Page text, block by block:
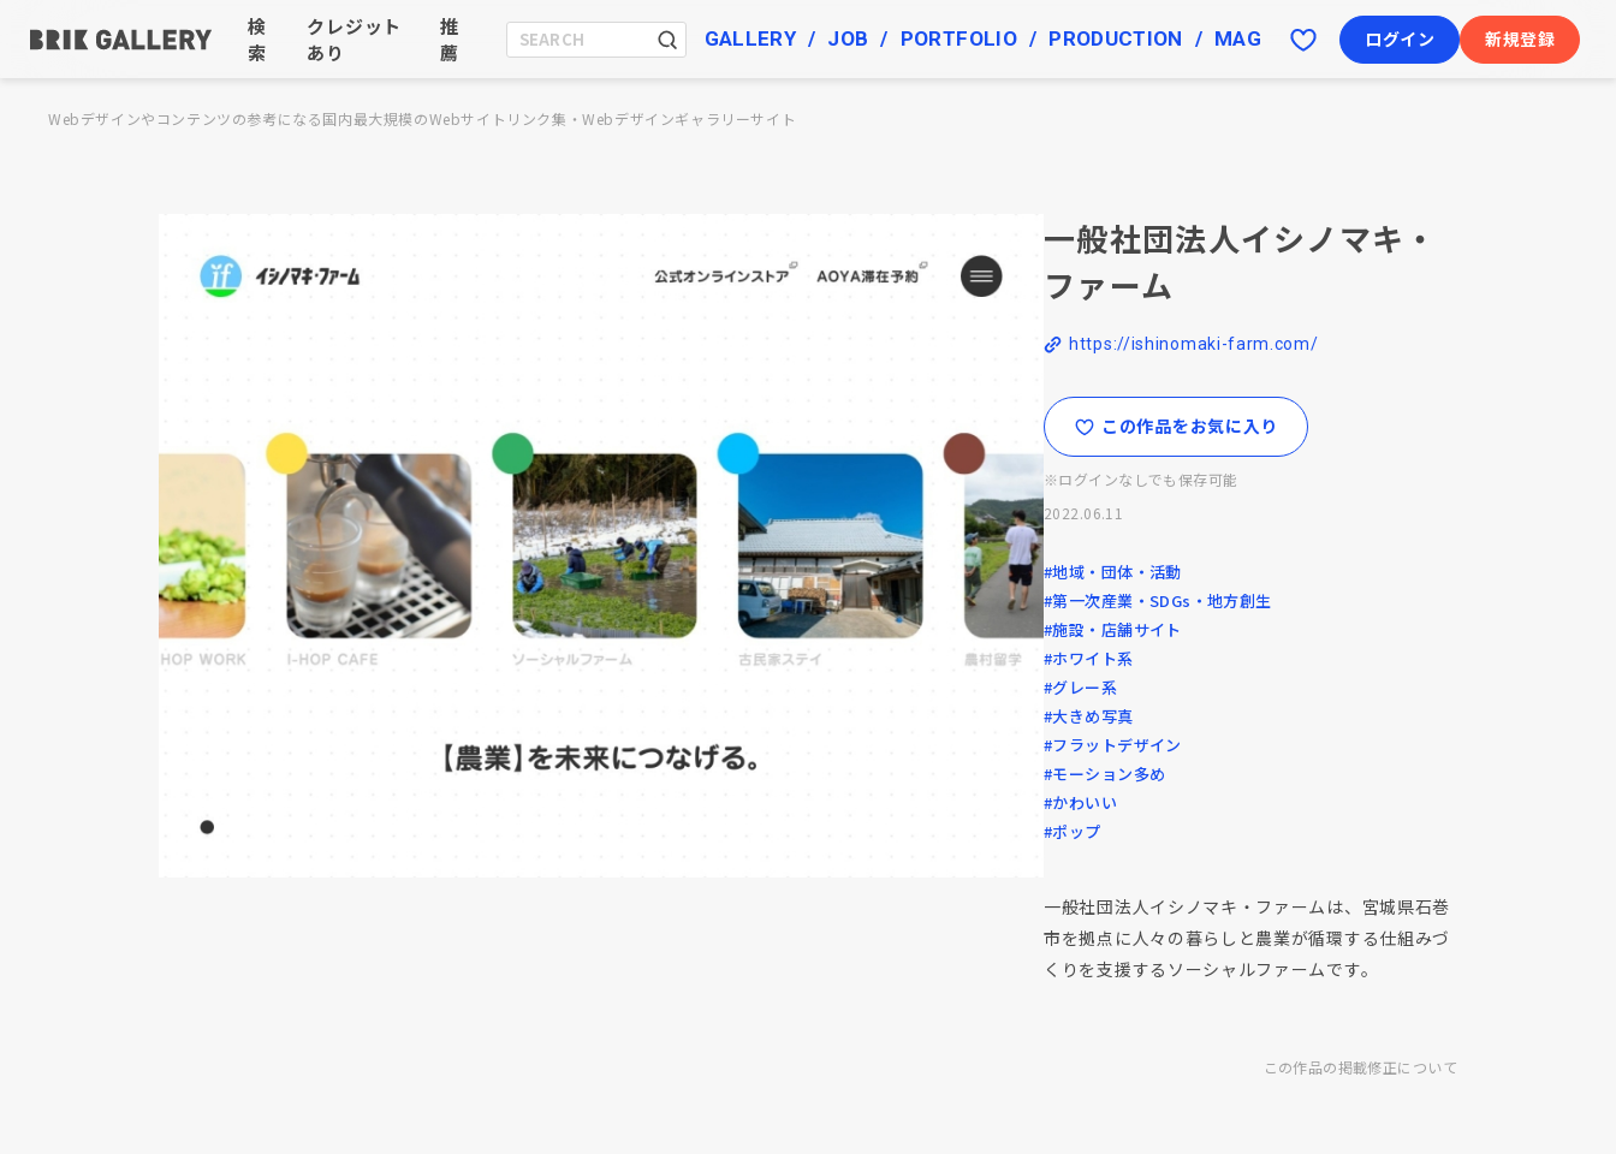
検
索
クレジット
あり
推
薦
GALLERY JOB PORTFOLIO PRODUCTION MAG ログイン 新規登録
Webデザインやコンテンツの参考になる国内最大規模のWebサイトリンク集・Webデザインギャラリーサイト
一般社団法人イシノマキ・
ファーム
https://ishinomaki-farm.com/
この作品をお気に入り
※ログインなしでも保存可能
2022.06.11
#地域・団体・活動
#第一次産業・SDGs・地方創生
#施設・店舗サイト
#ホワイト系
#グレー系
#大きめ写真
#フラットデザイン
#モーション多め
#かわいい
#ポップ
一般社団法人イシノマキ・ファームは、宮城県石巻
市を拠点に人々の暮らしと農業が循環する仕組みづ
くりを支援するソーシャルファームです。
この作品の掲載修正について